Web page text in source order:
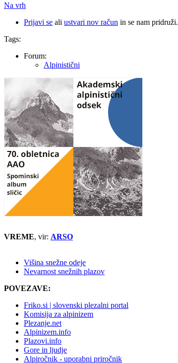
Na vrh
Prijavi se ali ustvari nov račun in se nam pridruži.
Tags:
Forum:
Alpinistični
VREME, vir: ARSO
Višina snežne odeje
Nevarnost snežnih plazov
POVEZAVE:
Friko.si | slovenski plezalni portal
Komisija za alpinizem
Plezanje.net
Alpinizem.info
Plazovi.info
Gore in ljudje
Alpiročnik - uporabni priročnik